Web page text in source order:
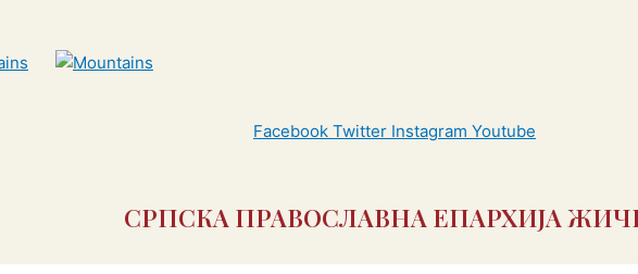
Facebook Twitter Instagram Youtube
СРПСКА ПРАВОСЛАВНА ЕПАРХИЈА